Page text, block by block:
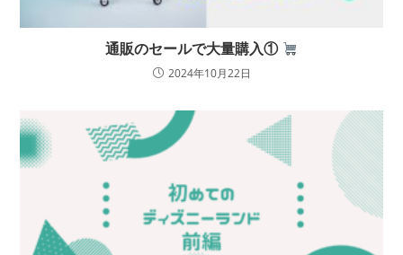
通販のセールで大量購入①
2024年10月22日